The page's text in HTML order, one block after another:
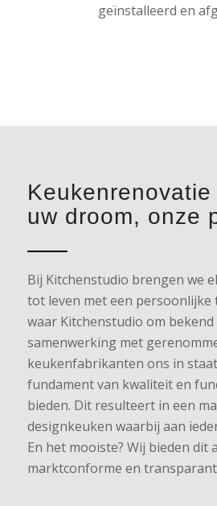
geïnstalleerd en
Keukenrenovatie
uw droom, onze
Bij Kitchenstudio brengen we
tot leven met een persoonlijke
waar Kitchenstudio om
samenwerking met
keukenfabrikanten ons in
fundament van kwaliteit en
bieden. Dit resulteert in een
designkeuken waarbij aan
En het mooiste? Wij bieden dit
marktconforme en